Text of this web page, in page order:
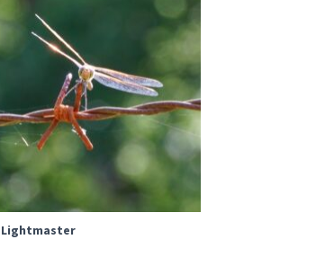
Lightmaster